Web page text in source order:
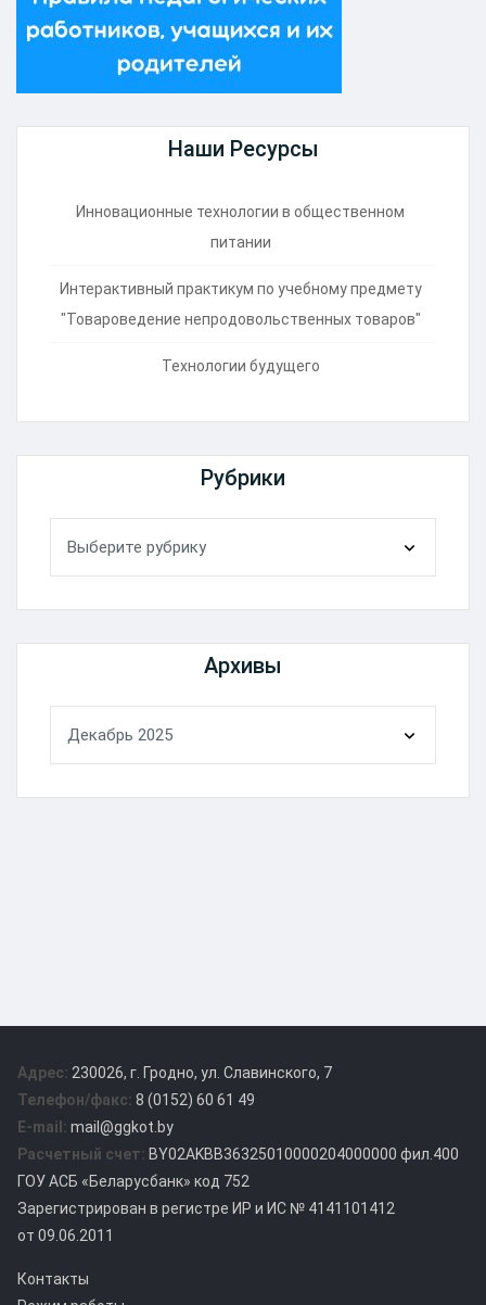
Наши Ресурсы
Инновационные технологии в общественном
питании
Интерактивный практикум по учебному предмету
"Товароведение непродовольственных товаров"
Технологии будущего
Рубрики
Архивы
Адрес: 230026, г. Гродно, ул. Славинского, 7
Телефон/факс: 8 (0152) 60 61 49
E-mail: mail@ggkot.by
Расчетный счет: BY02AKBB36325010000204000000 фил.400
ГОУ АСБ «Беларусбанк» код 752
Зарегистрирован в регистре ИР и ИС № 4141101412
от 09.06.2011
Контакты